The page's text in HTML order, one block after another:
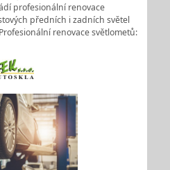
profesionální renovace
předních i zadních světel
renovace světlometů: